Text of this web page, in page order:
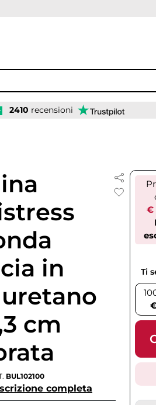
2410 recensioni
in
cm
BUL102100
completa
€
Ti